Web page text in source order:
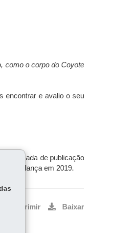
como o corpo do Coyote
encontrar e avalio o seu
chamada de publicação
Letras lança em 2019.
Imprimir Baixar